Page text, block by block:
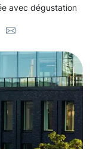
avec dégustation